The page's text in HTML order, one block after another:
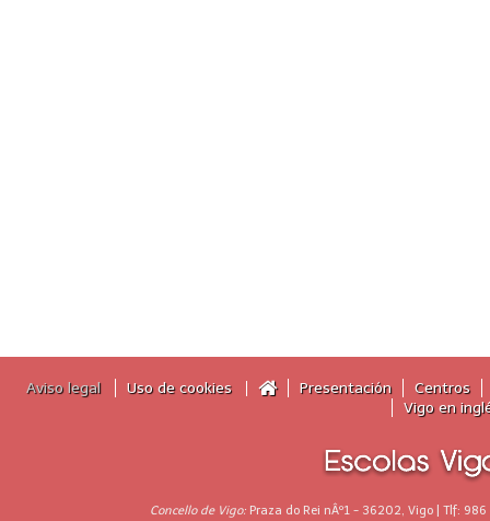
Aviso legal Uso de cookies Presentación
Centros
Vigo en
Concello de Vigo:Praza do Rei nÂº1 - 36202, Vigo | Tlf: